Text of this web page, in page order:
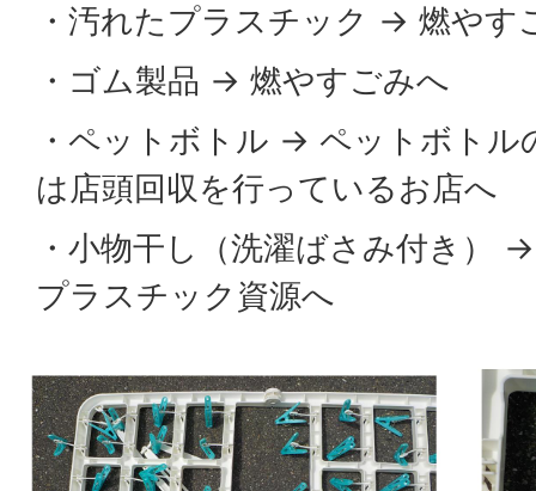
・汚れたプラスチック → 燃やす
・ゴム製品 → 燃やすごみへ
・ペットボトル → ペットボトル
は店頭回収を行っているお店へ
・小物干し（洗濯ばさみ付き）
プラスチック資源へ